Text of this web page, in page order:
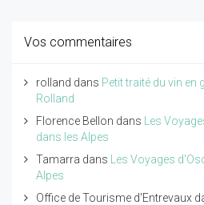
Vos commentaires
rolland dans Petit traité du vin
Rolland
Florence Bellon dans
Les
dans les Alpes
Tamarra dans
Les Voyages
Alpes
Office de Tourisme d'Entrevaux